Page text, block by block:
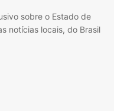
sobre o Estado de
notícias locais, do Brasil